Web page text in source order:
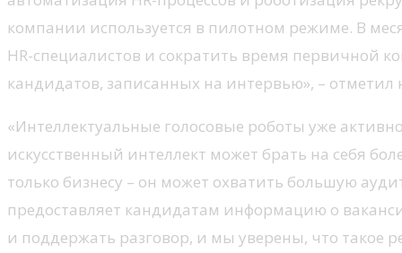
компании используется в пилотном режиме. В
HR-специалистов и сократить время первичной
кандидатов, записанных на интервью», –
«Интеллектуальные голосовые роботы уже
искусственный интеллект может брать на себя
только бизнесу – он может охватить большую
предоставляет кандидатам информацию о
и поддержать разговор, и мы уверены, что такое